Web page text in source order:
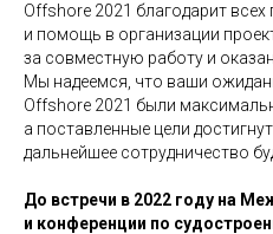
Offshore 2021 благодарит всех
и помощь в организации
за совместную работу и
Мы надеемся, что ваши
Offshore 2021 были
а поставленные цели
дальнейшее сотрудничество
До встречи в 2022 году на
и конференции по